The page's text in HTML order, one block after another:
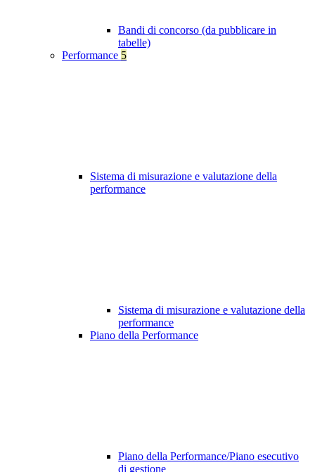
Bandi di concorso (da pubblicare in
tabelle)
Performance 5
Sistema di misurazione e valutazione della
performance
Sistema di misurazione e valutazione della
performance
Piano della Performance
Piano della Performance/Piano esecutivo
di gestione